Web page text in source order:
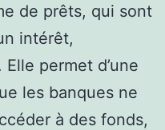
de prêts, qui sont
intérêt,
permet d’une
les banques ne
à des fonds,